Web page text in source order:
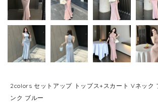
2colors セットアップ トップス+スカート Vネック
ンク ブルー